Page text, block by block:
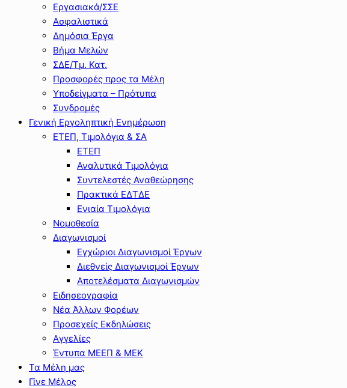
Εργασιακά/ΣΣΕ
Ασφαλιστικά
Δημόσια Έργα
Βήμα Μελών
ΣΔΕ/Τμ. Κατ.
Προσφορές προς τα Μέλη
Υποδείγματα – Πρότυπα
Συνδρομές
Γενική Εργοληπτική Ενημέρωση
ΕΤΕΠ, Τιμολόγια & ΣΑ
ΕΤΕΠ
Αναλυτικά Τιμολόγια
Συντελεστές Αναθεώρησης
Πρακτικά ΕΔΤΔΕ
Ενιαία Τιμολόγια
Νομοθεσία
Διαγωνισμοί
Εγχώριοι Διαγωνισμοί Έργων
Διεθνείς Διαγωνισμοί Έργων
Αποτελέσματα Διαγωνισμών
Ειδησεογραφία
Νέα Άλλων Φορέων
Προσεχείς Εκδηλώσεις
Αγγελίες
Έντυπα ΜΕΕΠ & ΜΕΚ
Τα Μέλη μας
Γίνε Μέλος